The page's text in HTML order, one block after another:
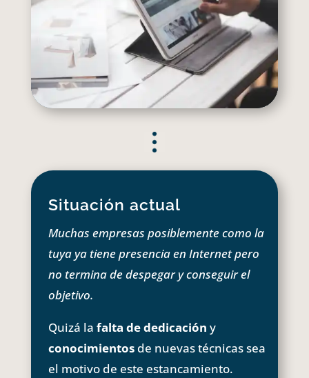
Situación actual
Muchas empresas posiblemente como la
tuya ya tiene presencia en Internet pero
no termina de despegar y conseguir el
objetivo.
Quizá la falta de dedicación y
conocimientosde nuevas técnicas sea
el motivo de este estancamiento.